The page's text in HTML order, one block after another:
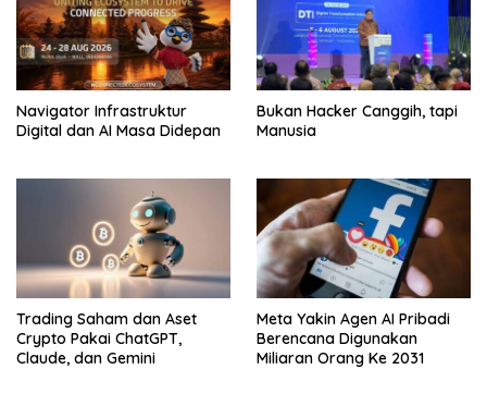
Navigator Infrastruktur
Digital dan AI Masa Didepan
Bukan Hacker Canggih, tapi
Manusia
Trading Saham dan Aset
Crypto Pakai ChatGPT,
Claude, dan Gemini
Meta Yakin Agen AI Pribadi
Berencana Digunakan
Miliaran Orang Ke 2031